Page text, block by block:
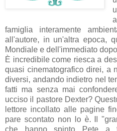
famiglia interamente
all'autore, in un'altra epoca,
Mondiale e dell'immediato
È incredibile come riesca a
quasi cinematografico direi, a
diversi, andando indietro nel
fatti ma senza mai
ucciso il pastore Dexter?
lettore incollato alle pagine
pare scontato non lo è. Il
che hanno spinto Pete a